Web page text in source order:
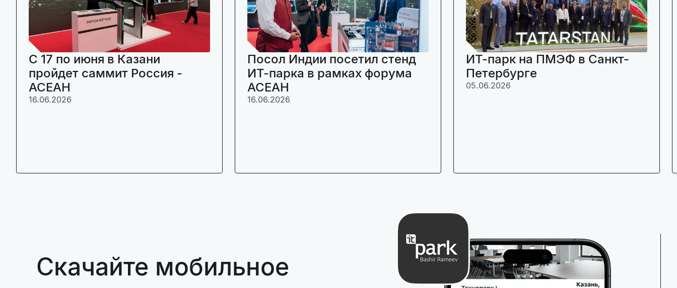
C 17 по июня в Казани
пройдет саммит Россия -
АСЕАН
16.06.2026
Посол Индии посетил стенд
ИТ-парка в рамках форума
АСЕАН
16.06.2026
ИТ-парк на ПМЭФ в Санкт-
Петербурге
05.06.2026
Скачайте мобильное